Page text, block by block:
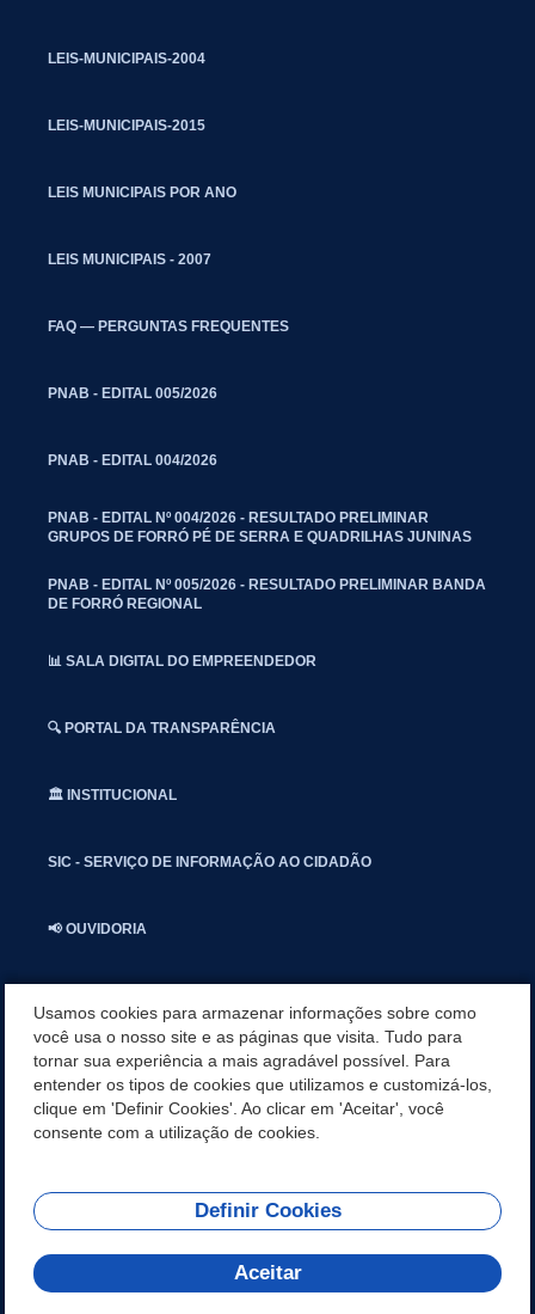
LEIS-MUNICIPAIS-2004
LEIS-MUNICIPAIS-2015
LEIS MUNICIPAIS POR ANO
LEIS MUNICIPAIS - 2007
FAQ — PERGUNTAS FREQUENTES
PNAB - EDITAL 005/2026
PNAB - EDITAL 004/2026
PNAB - EDITAL Nº 004/2026 - RESULTADO PRELIMINAR
GRUPOS DE FORRÓ PÉ DE SERRA E QUADRILHAS JUNINAS
PNAB - EDITAL Nº 005/2026 - RESULTADO PRELIMINAR BANDA
DE FORRÓ REGIONAL
📊 SALA DIGITAL DO EMPREENDEDOR
🔍 PORTAL DA TRANSPARÊNCIA
🏛️ INSTITUCIONAL
SIC - SERVIÇO DE INFORMAÇÃO AO CIDADÃO
📢 OUVIDORIA
📱🩺 SAUDE CONECTADA
🎭 UMBUZEIRO NOTÍCIAS
REDES SOCIAIS
Usamos cookies para armazenar informações sobre como
você usa o nosso site e as páginas que visita. Tudo para
tornar sua experiência a mais agradável possível. Para
entender os tipos de cookies que utilizamos e customizá-los,
clique em 'Definir Cookies'. Ao clicar em 'Aceitar', você
consente com a utilização de cookies.
Definir Cookies
Aceitar